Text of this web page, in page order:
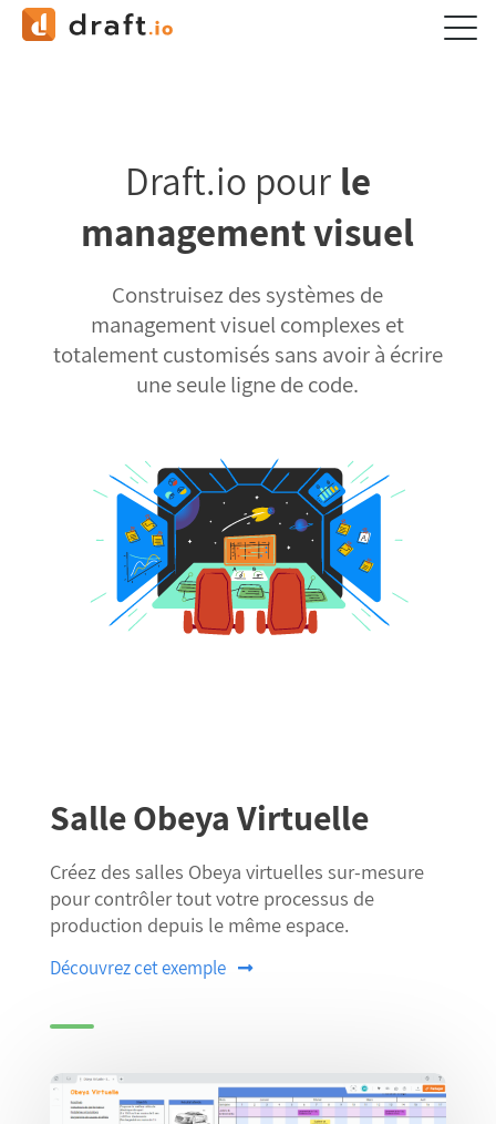
Draft.io pour le
management visuel
Construisez des systèmes de
management visuel complexes et
totalement customisés sans avoir à écrire
une seule ligne de code.
Salle Obeya Virtuelle
Créez des salles Obeya virtuelles sur-mesure
pour contrôler tout votre processus de
production depuis le même espace.
Découvrez cet exemple